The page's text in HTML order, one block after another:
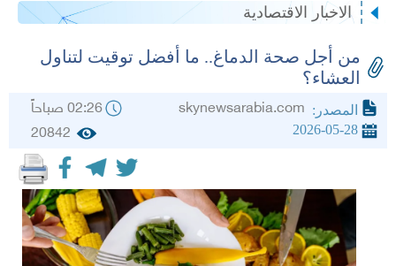
الاخبار الاقتصادية
من أجل صحة الدماغ.. ما أفضل توقيت لتناول
العشاء؟
المصدر: 02:26 صباحاً
2026-05-28
20842